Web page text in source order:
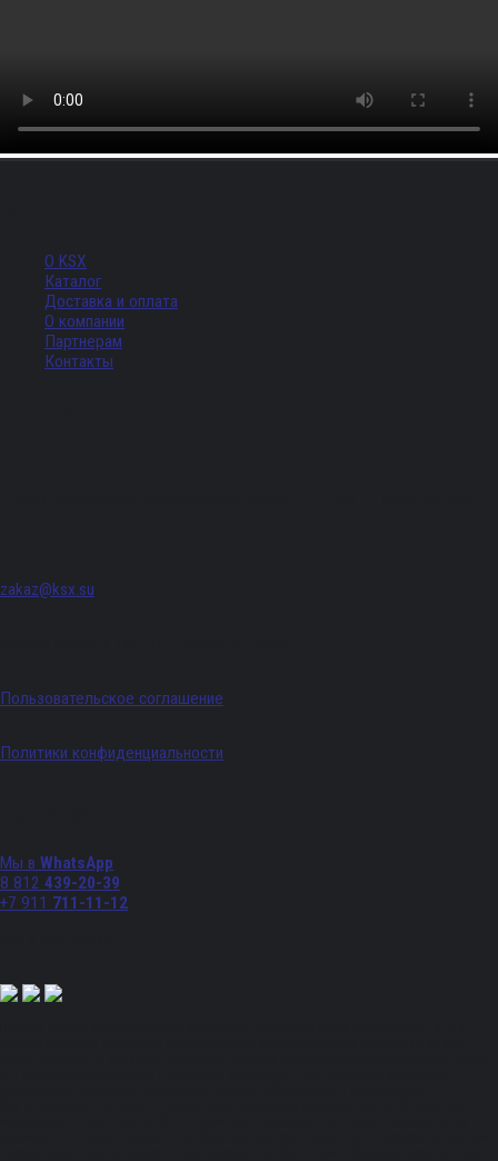
О KSX
Каталог
Доставка и оплата
О компании
Партнерам
Контакты
zakaz@ksx.su
Пользовательское соглашение
Политики конфиденциальности
Мы в WhatsApp
8 812 439-20-39
+7 911 711-11-12